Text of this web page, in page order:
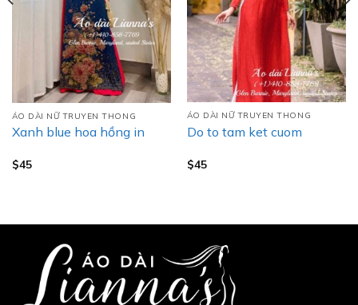
ÁO DÀI NỮ TRUYEN THONG
Xanh blue hoa hồng in
$45
ÁO DÀI NỮ TRUYEN THONG
Do to tam ket cuom
$45